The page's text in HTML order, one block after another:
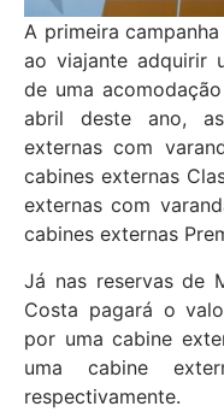
A primeira campanha
ao viajante adquirir
de uma
abril deste ano,
externas com
cabines externas
externas com
cabines externas
Já nas reservas de
Costa pagará o
por uma cabine
uma cabine
respectivamente.